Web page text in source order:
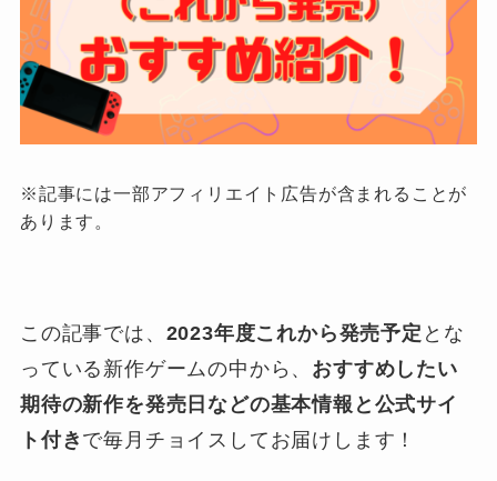
※記事には一部アフィリエイト広告が含まれることが
あります。
この記事では、 2023年度これから発売予定 とな
っている 新作ゲームの中から、 おすすめしたい
期待の新作を発売日などの基本情報と公式サイ
ト付き で毎月チョイスしてお届けします！